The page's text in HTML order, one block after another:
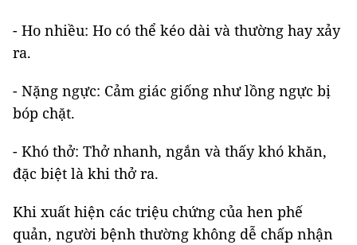
- Ho nhiều: Ho có thể kéo dài và thường hay xảy
ra.
- Nặng ngực: Cảm giác giống như lồng ngực bị
bóp chặt.
- Khó thở: Thở nhanh, ngắn và thấy khó khăn,
đặc biệt là khi thở ra.
Khi xuất hiện các triệu chứng của hen phế
quản, người bệnh thường không dễ chấp nhận